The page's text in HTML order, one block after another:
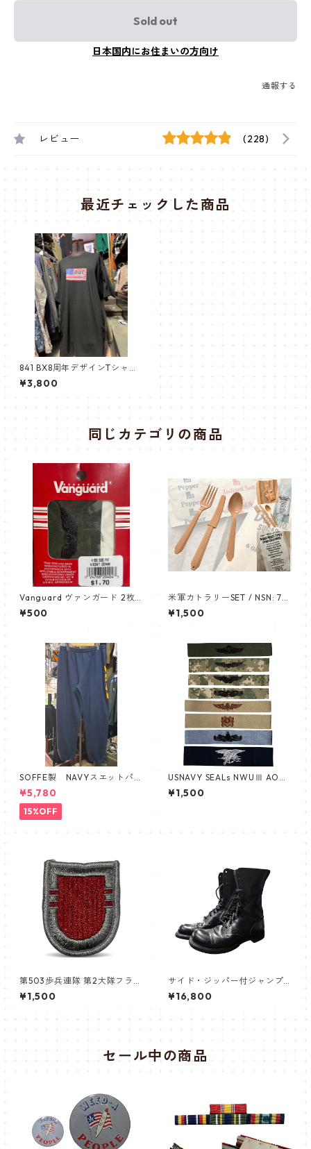
Sold out
日本国内にお住まいの方向け
通報する
レビュー (228)
最近チェックした商品
841 BX8周年デザインTシャツ
黒 XL
¥3,800
同じカテゴリの商品
Vanguard ヴァンガード 2枚
セットエアクラフト クルーマ
ン aircraft crewman サブデ
¥500
米軍カトラリーSET / NSN: 73
60-01-J19-2002 DINING PA
CKET TYPE II (FOOD CONTA
KENTUCKY INDUSTRIES
¥1,500
SOFFE製 NAVYスエットパン
ツ
¥5,780
15%OFF
USNAVY SEALs NWUⅢ AOR2
DCU TAPE 新品未使用 米軍規
格
¥1,500
第503歩兵連隊 第2大隊フラッ
シュパッチ 第173空挺旅団
¥1,500
サイド・ジッパー付ジャンプ
ブーツ (パラトルーパー・ブ
ーツ)
¥16,800
セール中の商品